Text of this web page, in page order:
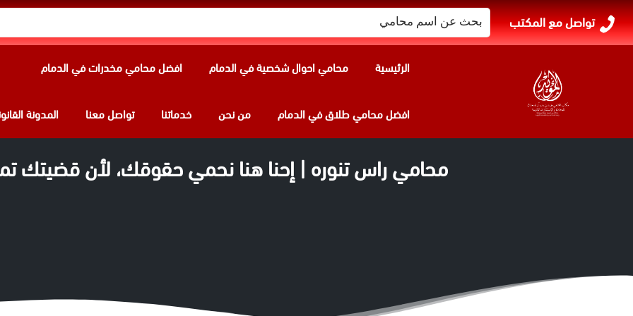
تواصل مع المكتب
البحث
عن:
الرئيسية محامي احوال شخصية في الدمام افضل محامي مخدرات في الدمام
افضل محامي طلاق في الدمام من نحن خدماتنا تواصل معنا المدونة
محامي راس تنوره | إحنا هنا نحمي حقوقك، لأن قضيتك